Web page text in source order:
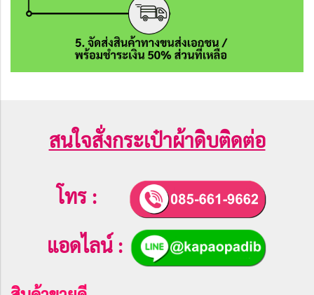
สนใจสั่งกระเป๋าผ้าดิบติดต่อ
โทร :
แอดไลน์ :